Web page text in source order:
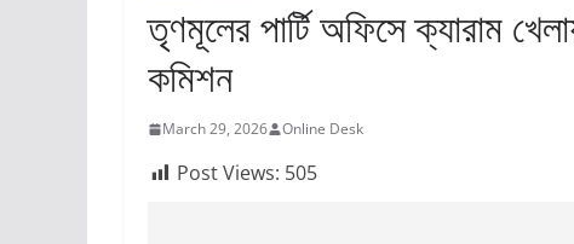
তৃণমূলের পার্টি অফিসে ক্যারাম
কমিশন
March 29, 2026 Online Desk
Post Views: 505